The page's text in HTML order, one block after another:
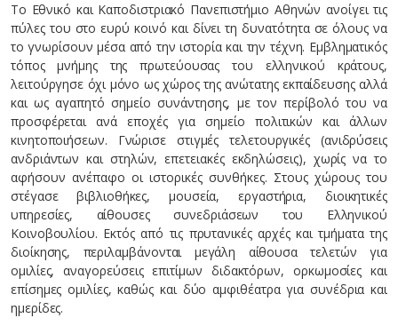
Το Εθνικό και Καποδιστριακό Πανεπιστήμιο Αθηνών ανοίγει τις
πύλες του στο ευρύ κοινό και δίνει τη δυνατότητα σε όλους να
το γνωρίσουν μέσα από την ιστορία και την τέχνη. Εμβληματικός
τόπος μνήμης της πρωτεύουσας του ελληνικού κράτους,
λειτούργησε όχι μόνο ως χώρος της ανώτατης εκπαίδευσης αλλά
και ως αγαπητό σημείο συνάντησης, με τον περίβολό του να
προσφέρεται ανά εποχές για σημείο πολιτικών και άλλων
κινητοποιήσεων. Γνώρισε στιγμές τελετουργικές (ανιδρύσεις
ανδριάντων και στηλών, επετειακές εκδηλώσεις), χωρίς να το
αφήσουν ανέπαφο οι ιστορικές συνθήκες. Στους χώρους του
στέγασε βιβλιοθήκες, μουσεία, εργαστήρια, διοικητικές
υπηρεσίες, αίθουσες συνεδριάσεων του Ελληνικού
Κοινοβουλίου. Εκτός από τις πρυτανικές αρχές και τμήματα της
διοίκησης, περιλαμβάνονται μεγάλη αίθουσα τελετών για
ομιλίες, αναγορεύσεις επιτίμων διδακτόρων, ορκωμοσίες και
επίσημες ομιλίες, καθώς και δύο αμφιθέατρα για συνέδρια και
ημερίδες.